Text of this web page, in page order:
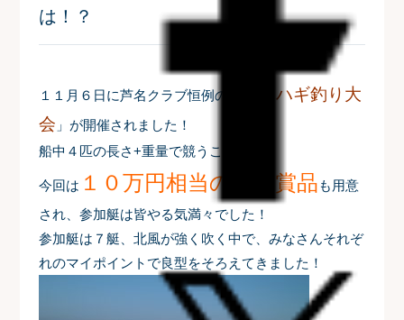
は！？
１１月６日に芦名クラブ恒例の「
カワハギ釣り大
会 」が開催されました！
船中４匹の長さ+重量で競うこの大会。
今回は １０万円相当の豪華賞品も用意
され、参加艇は皆やる気満々でした！
参加艇は７艇、北風が強く吹く中で、みなさんそれぞ
れのマイポイントで良型をそろえてきました！